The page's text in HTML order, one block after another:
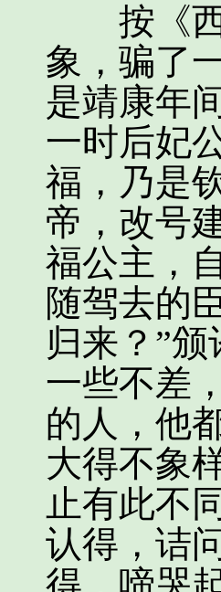
按《西
象，骗了
是靖康年
一时后妃
福，乃是
帝，改号
福公主，
随驾去的
归来？”
一些不差
的人，他
大得不象
止有此不
认得，诘